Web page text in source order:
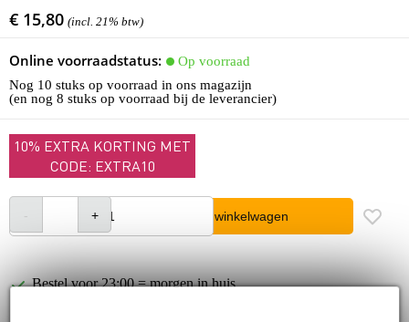
€ 15,80 (incl. 21% btw)
Online voorraadstatus:
Op voorraad
Nog 10 stuks op voorraad in ons magazijn
(en nog 8 stuks op voorraad bij de leverancier)
10% EXTRA KORTING MET
CODE: EXTRA10
In winkelwagen
Bestel voor 23:00 = morgen in huis